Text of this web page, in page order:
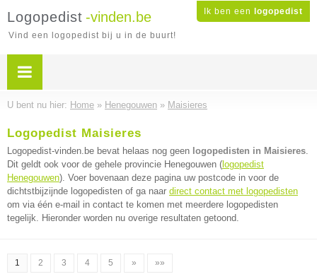
Ik ben een logopedist
Logopedist -vinden.be
Vind een logopedist bij u in de buurt!
U bent nu hier: Home » Henegouwen » Maisieres
Logopedist Maisieres
Logopedist-vinden.be bevat helaas nog geen logopedisten in Maisieres.
Dit geldt ook voor de gehele provincie Henegouwen ( logopedist
Henegouwen). Voer bovenaan deze pagina uw postcode in voor de
dichtstbijzijnde logopedisten of ga naar direct contact met logopedisten
om via één e-mail in contact te komen met meerdere logopedisten
tegelijk. Hieronder worden nu overige resultaten getoond.
1 2 3 4 5 » »»